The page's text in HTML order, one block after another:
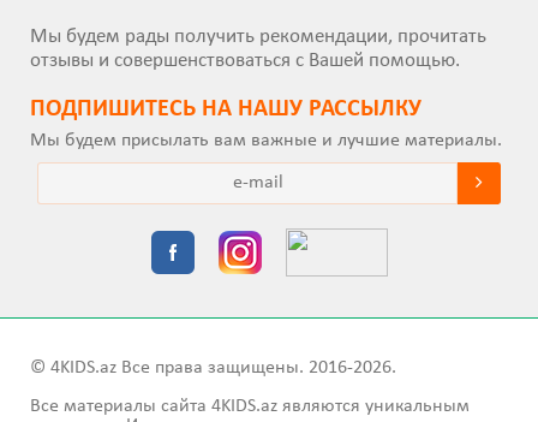
Мы будем рады получить рекомендации, прочитать
отзывы и совершенствоваться с Вашей помощью.
ПОДПИШИТEСЬ НА НАШУ РАССЫЛКУ
Мы будем присылать вам важные и лучшие материалы.
© 4KIDS.az Все права защищены. 2016-2026.
Все материалы сайта 4KIDS.az являются уникальным